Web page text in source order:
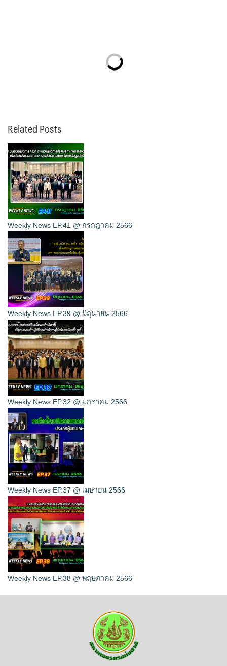
Related Posts
Weekly News EP.41 @ กรกฎาคม 2566
Weekly News EP.39 @ มิถุนายน 2566
Weekly News EP.32 @ มกราคม 2566
Weekly News EP.37 @ เมษายน 2566
Weekly News EP.38 @ พฤษภาคม 2566